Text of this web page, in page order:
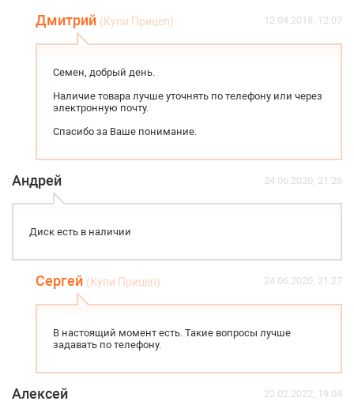
Дмитрий (Купи Прицеп) 12.04.2018, 12:07
Семен, добрый день.
Наличие товара лучше уточнять по телефону или через
электронную почту.
Спасибо за Ваше понимание.
Андрей 24.06.2020, 21:26
Диск есть в наличии
Сергей (Купи Прицеп) 24.06.2020, 21:27
В настоящий момент есть. Такие вопросы лучше
задавать по телефону.
Алексей 22.02.2022, 19:04